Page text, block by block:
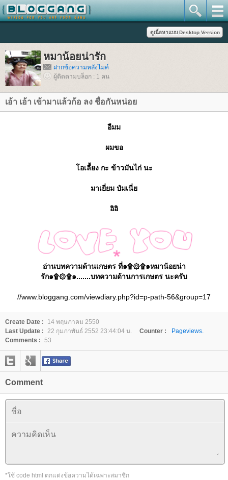
หมาน้อยน่ารัก
ฝากข้อความหลังไมค์
ผู้ติดตามบล็อก : 1 คน
เอ้า เอ้า เข้ามาแล้วก้อ ลง ชื่อกันหน่อ
อืมม
ผมขอ
อเลื้ยง กะ ข้าวมันไก่ นะ
มาเยี่ยม ป๋มเนี่
อิอิ
อ่านบทความด้านเกษตร ที่๑۩۞۩๑หมาน้อยน่า
รัก๑۩۞۩๑.......บทความด้านการเกษตร นะครับ
//www.bloggang.com/viewdiary.php?id=p-path-56&group=17
Create Date :
14 พฤษภาคม 2550
Last Update : 22 กุมภาพันธ์ 2552 23:44:04 น. Counter :
Pageviews.
Comments : 53
Comment
*ใช้ code html ตกแต่งข้อความได้เฉพาะสมาชิก